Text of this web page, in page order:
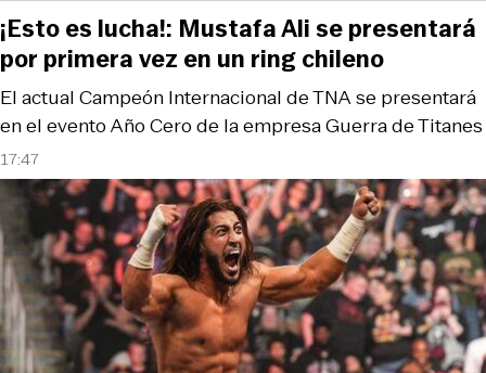
17:47
El actual Campeón Internacional de TNA se presentará
en el evento Año Cero de la empresa Guerra de Titanes
¡Esto es lucha!: Mustafa Ali se presentará
por primera vez en un ring chileno